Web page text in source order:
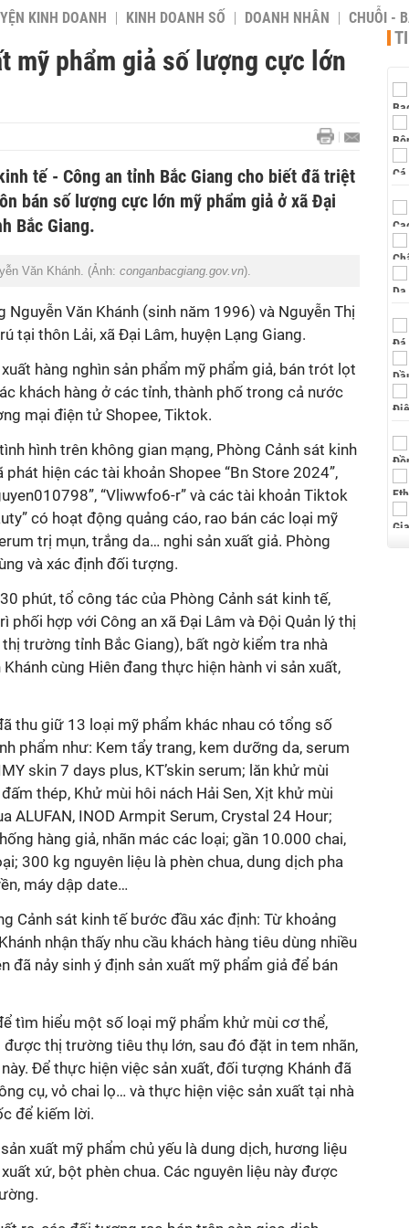
KINH DOANH KINH DOANH SỐ DOANH NHÂN CHUỖI -
mỹ phẩm giả số lượng cực lớn
tế - Công an tỉnh Bắc Giang cho biết đã triệt
bán số lượng cực lớn mỹ phẩm giả ở xã Đại
Bắc Giang.
Văn Khánh. (Ảnh: conganbacgiang.gov.vn).
Văn Khánh (sinh năm 1996) và Nguyễn Thị
tại thôn Lải, xã Đại Lâm, huyện Lạng Giang.
hàng nghìn sản phẩm mỹ phẩm giả, bán trót lọt
khách hàng ở các tỉnh, thành phố trong cả nước
mại điện tử Shopee, Tiktok.
hình trên không gian mạng, Phòng Cảnh sát kinh
hiện các tài khoản Shopee “Bn Store 2024”,
“Vliwwfo6-r” và các tài khoản Tiktok
có hoạt động quảng cáo, rao bán các loại mỹ
trị mụn, trắng da… nghi sản xuất giả. Phòng
và xác định đối tượng.
phút, tổ công tác của Phòng Cảnh sát kinh tế,
phối hợp với Công an xã Đại Lâm và Đội Quản lý thị
trường tỉnh Bắc Giang), bất ngờ kiểm tra nhà
cùng Hiên đang thực hiện hành vi sản xuất,
thu giữ 13 loại mỹ phẩm khác nhau có tổng số
phẩm như: Kem tẩy trang, kem dưỡng da, serum
skin 7 days plus, KT’skin serum; lăn khử mùi
đấm thép, Khử mùi hôi nách Hải Sen, Xịt khử mùi
ALUFAN, INOD Armpit Serum, Crystal 24 Hour;
hàng giả, nhãn mác các loại; gần 10.000 chai,
300 kg nguyên liệu là phèn chua, dung dịch pha
máy dập date…
Cảnh sát kinh tế bước đầu xác định: Từ khoảng
nhận thấy nhu cầu khách hàng tiêu dùng nhiều
đã nảy sinh ý định sản xuất mỹ phẩm giả để bán
tìm hiểu một số loại mỹ phẩm khử mùi cơ thể,
thị trường tiêu thụ lớn, sau đó đặt in tem nhãn,
Để thực hiện việc sản xuất, đối tượng Khánh đã
cụ, vỏ chai lọ… và thực hiện việc sản xuất tại nhà
để kiếm lời.
xuất mỹ phẩm chủ yếu là dung dịch, hương liệu
xứ, bột phèn chua. Các nguyên liệu này được